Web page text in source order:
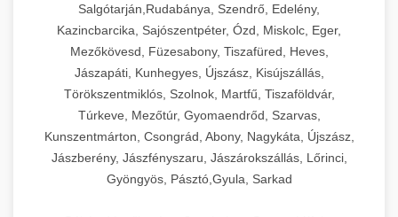
Salgótarján,Rudabánya, Szendrő, Edelény,
Kazincbarcika, Sajószentpéter, Ózd, Miskolc, Eger,
Mezőkövesd, Füzesabony, Tiszafüred, Heves,
Jászapáti, Kunhegyes, Újszász, Kisújszállás,
Törökszentmiklós, Szolnok, Martfű, Tiszaföldvár,
Túrkeve, Mezőtúr, Gyomaendrőd, Szarvas,
Kunszentmárton, Csongrád, Abony, Nagykáta, Újszász,
Jászberény, Jászfényszaru, Jászárokszállás, Lőrinci,
Gyöngyös, Pásztó,Gyula, Sarkad